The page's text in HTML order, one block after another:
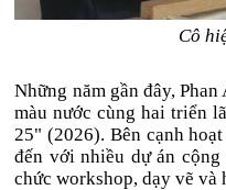
Cô
Những năm gần đây,
màu nước cùng hai triển
25" (2026). Bên cạnh
đến với nhiều dự án
chức workshop, dạy vẽ và